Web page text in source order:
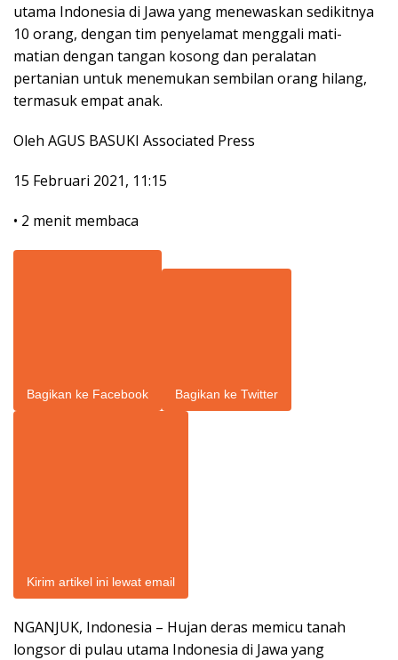
utama Indonesia di Jawa yang menewaskan sedikitnya
10 orang, dengan tim penyelamat menggali mati-
matian dengan tangan kosong dan peralatan
pertanian untuk menemukan sembilan orang hilang,
termasuk empat anak.
Oleh AGUS BASUKI Associated Press
15 Februari 2021, 11:15
• 2 menit membaca
Bagikan ke Facebook Bagikan ke Twitter
Kirim artikel ini lewat email
NGANJUK, Indonesia – Hujan deras memicu tanah
longsor di pulau utama Indonesia di Jawa yang